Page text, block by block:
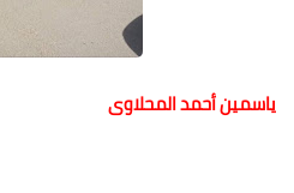
ياسمين أحمد المحلاوى